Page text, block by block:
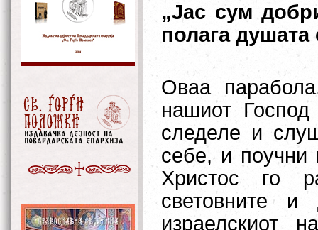
„Јас сум
полага душата
Оваа
нашиот
следеле и
себе, и поучни
Христос го
световните
израелскиот